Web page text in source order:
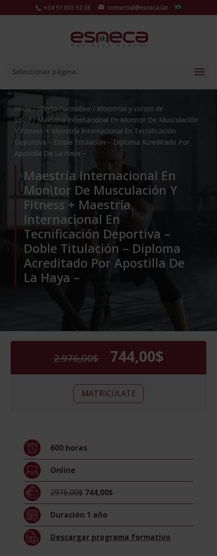
+34 91 005 92 36 comercial@esneca.lat
Seleccionar página
Inicio/Oferta Formativa / Maestrías y cursos de
salud/ Maestría Internacional En Monitor De Musculación
Y Fitness + Maestría Internacional En Tecnificación
Deportiva – Doble Titulación – Diploma Acreditado Por
Apostilla De La Haya –
Maestría Internacional En
Monitor De Musculación Y
Fitness + Maestría
Internacional En
Tecnificación Deportiva –
Doble Titulación – Diploma
Acreditado Por Apostilla De
La Haya –
2.976,00$
era:
2.976,00$.
744,00$El
Internacional
Musculación
Fitness
Maestría
En
Deportiva
MATRICÚLATE
600 horas
Online
2976,00$ 744,00$
Duración 1 año
Descargar programa formativo